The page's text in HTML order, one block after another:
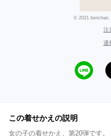
© 2021
注
通
この着せかえの説明
女の子の着せかえ、第20弾です。